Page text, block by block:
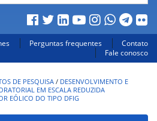
Perguntas frequentes
Contato
Fale conosco
DE PESQUISA / DESENVOLVIMENTO E
EM ESCALA REDUZIDA
EÓLICO DO TIPO DFIG